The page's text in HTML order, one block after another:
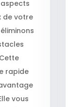
de votre
rapide
vous